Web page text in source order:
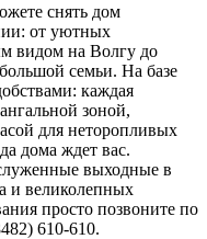
снять дом
от уютных
видом на Волгу до
семьи. На базе
каждая
зоной,
для неторопливых
дома ждет вас.
выходные в
и великолепных
просто позвоните по
610-610.